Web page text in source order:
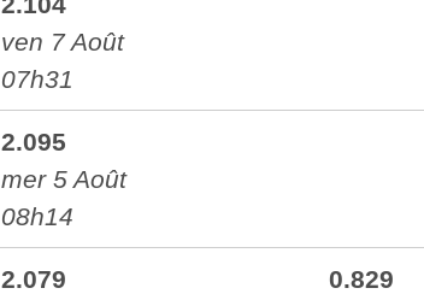
ven 7 Août
07h31
2.095
mer 5 Août
08h14
2.079
0.829